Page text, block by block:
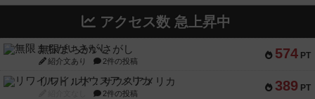
アクセス数 急上昇中
574 PT
無限まちがいさがし
紹介文あり 2件の投稿
389 PT
リワイルド：サウスアメリカ
2件の投稿